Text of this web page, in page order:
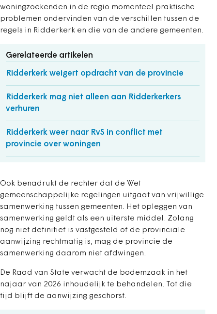
woningzoekenden in de regio momenteel praktische
problemen ondervinden van de verschillen tussen de
regels in Ridderkerk en die van de andere gemeenten.
Gerelateerde artikelen
Ridderkerk weigert opdracht van de provincie
Ridderkerk mag niet alleen aan Ridderkerkers
verhuren
Ridderkerk weer naar RvS in conflict met
provincie over woningen
Ook benadrukt de rechter dat de Wet
gemeenschappelijke regelingen uitgaat van vrijwillige
samenwerking tussen gemeenten. Het opleggen van
samenwerking geldt als een uiterste middel. Zolang
nog niet definitief is vastgesteld of de provinciale
aanwijzing rechtmatig is, mag de provincie de
samenwerking daarom niet afdwingen.
De Raad van State verwacht de bodemzaak in het
najaar van 2026 inhoudelijk te behandelen. Tot die
tijd blijft de aanwijzing geschorst.